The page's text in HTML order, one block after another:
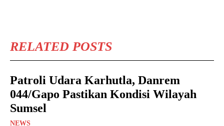
RELATED POSTS
Patroli Udara Karhutla, Danrem
044/Gapo Pastikan Kondisi Wilayah
Sumsel
NEWS